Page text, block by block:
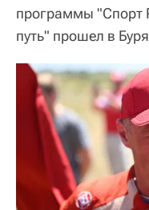
программы "Спорт
путь" прошел в